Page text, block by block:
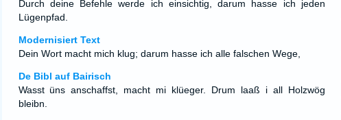
Durch deine Befehle werde ich einsichtig, darum hasse ich jeden
Lügenpfad.
Modernisiert Text
Dein Wort macht mich klug; darum hasse ich alle falschen Wege,
De Bibl auf Bairisch
Wasst üns anschaffst, macht mi klüeger. Drum laaß i all Holzwög
bleibn.